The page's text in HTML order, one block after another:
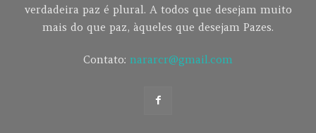
verdadeira paz é plural. A todos que desejam muito
mais do que paz, àqueles que desejam Pazes.
Contato: nararcr@gmail.com